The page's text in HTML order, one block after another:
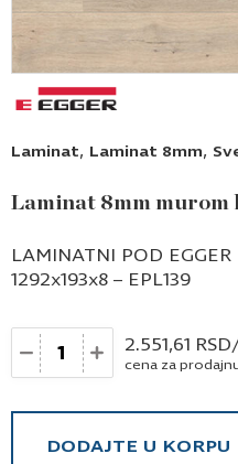
Laminat, Laminat 8mm,
Laminat 8mm murom
LAMINATNI POD
1292x193x8 – EPL139
Količina 2.551,61 RSD
cena za
DODAJTE U KORPU